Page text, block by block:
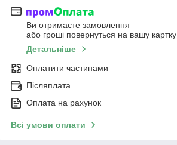
Ви отримаєте замовлення
або гроші повернуться на вашу картку
Детальніше
Оплатити частинами
Післяплата
Оплата на рахунок
Всі умови оплати